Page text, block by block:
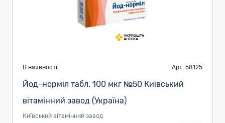
В наявності Арт. 58125
Йод-норміл табл. 100 мкг №50 Київський
вітамінний завод (Україна)
Київський вітамінний завод